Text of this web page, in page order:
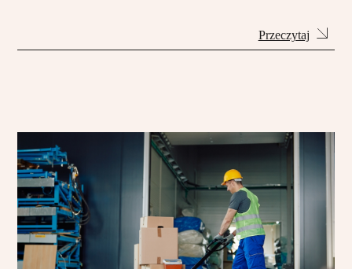
Przeczytaj